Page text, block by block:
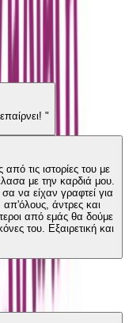
"
με την καρδιά μου.
να είχαν γραφτεί για
απ'όλους, άντρες και
από εμάς θα δούμε
και